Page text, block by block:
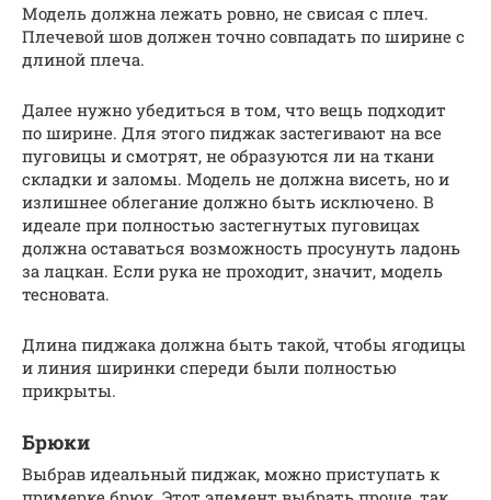
Модель должна лежать ровно, не свисая с плеч.
Плечевой шов должен точно совпадать по ширине с
длиной плеча.
Далее нужно убедиться в том, что вещь подходит
по ширине. Для этого пиджак застегивают на все
пуговицы и смотрят, не образуются ли на ткани
складки и заломы. Модель не должна висеть, но и
излишнее облегание должно быть исключено. В
идеале при полностью застегнутых пуговицах
должна оставаться возможность просунуть ладонь
за лацкан. Если рука не проходит, значит, модель
тесновата.
Длина пиджака должна быть такой, чтобы ягодицы
и линия ширинки спереди были полностью
прикрыты.
Брюки
Выбрав идеальный пиджак, можно приступать к